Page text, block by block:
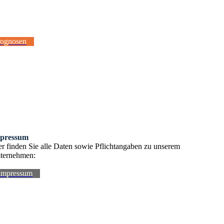
finden Sie alle Daten sowie Pflichtangaben zu unserem